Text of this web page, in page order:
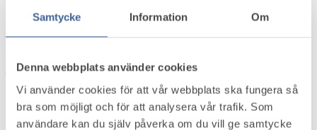
Samtycke Information Om
Denna webbplats använder cookies
Vi använder cookies för att vår webbplats ska fungera så
bra som möjligt och för att analysera vår trafik. Som
användare kan du själv påverka om du vill ge samtycke
Medlemsservice
Logga in
Bli medlem
Startsida
/
Hitta företagshälsor